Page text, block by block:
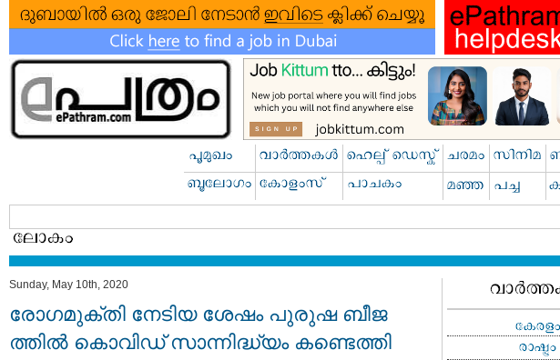
Sunday, May 10th, 2020
രോഗമുക്തി നേടിയ ശേഷം പുരുഷ ബീജ
ത്തിൽ കൊവിഡ് സാന്നിദ്ധ്യം കണ്ടെത്തി